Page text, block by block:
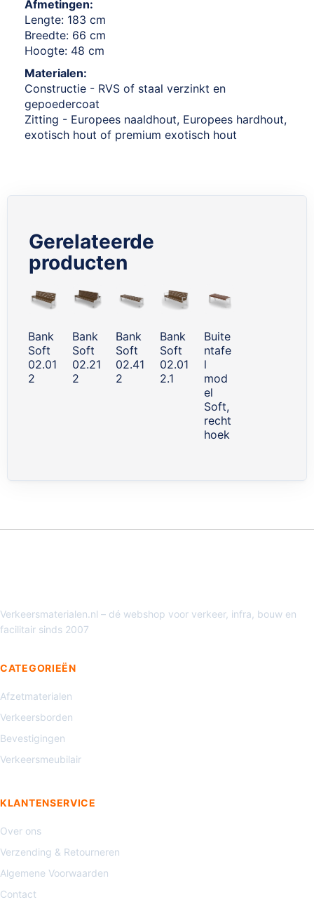
Afmetingen:
Lengte: 183 cm
Breedte: 66 cm
Hoogte: 48 cm
Materialen:
Constructie - RVS of staal verzinkt en
gepoedercoat
Zitting - Europees naaldhout, Europees hardhout,
exotisch hout of premium exotisch hout
Gerelateerde
producten
Skip
carousel
Bank
Soft
02.01
2
Bank
Soft
02.21
2
Bank
Soft
02.41
2
Bank
Soft
02.01
2.1
Buite
ntafe
l
mod
el
Soft,
recht
hoek
Verkeersmaterialen.nl – dé webshop voor verkeer, infra, bouw en
facilitair sinds 2007
CATEGORIEËN
Afzetmaterialen
Verkeersborden
Bevestigingen
Verkeersmeubilair
KLANTENSERVICE
Over ons
Verzending & Retourneren
Algemene Voorwaarden
Contact